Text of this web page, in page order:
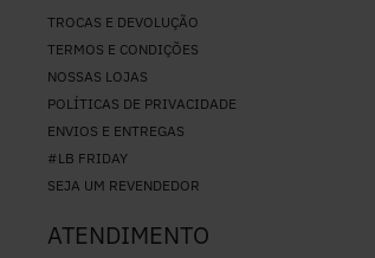
TROCAS E DEVOLUÇÃO
TERMOS E CONDIÇÕES
NOSSAS LOJAS
POLÍTICAS DE PRIVACIDADE
ENVIOS E ENTREGAS
#LB FRIDAY
SEJA UM REVENDEDOR
ATENDIMENTO